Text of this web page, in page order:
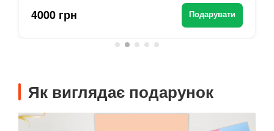
4000 грн
Подарувати
Як виглядає подарунок